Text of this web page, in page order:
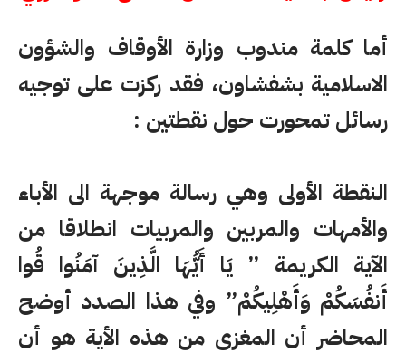
أما كلمة مندوب وزارة الأوقاف والشؤون
الاسلامية بشفشاون، فقد ركزت على توجيه
رسائل تمحورت حول نقطتين :
النقطة الأولى وهي رسالة موجهة الى الأباء
والأمهات والمربين والمربيات انطلاقا من
الآية الكريمة ” يَا أَيُّهَا الَّذِينَ آمَنُوا قُوا
أَنفُسَكُمْ وَأَهْلِيكُمْ” وفي هذا الصدد أوضح
المحاضر أن المغزى من هذه الأية هو أن